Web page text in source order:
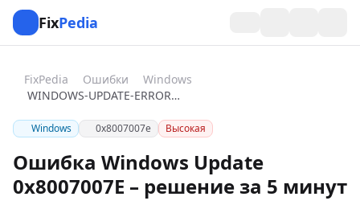
FixPedia
FixPedia Ошибки
Windows
WINDOWS-UPDATE-ERROR-0X8007007E
Windows 0x8007007e Высокая
Ошибка Windows Update
0x8007007E – решение за 5 минут